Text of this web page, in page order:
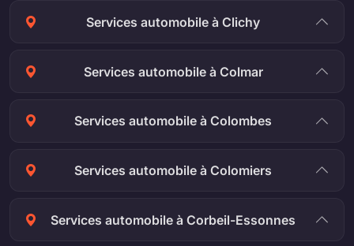
Services automobile à Clichy
Services automobile à Colmar
Services automobile à Colombes
Services automobile à Colomiers
Services automobile à Corbeil-Essonnes